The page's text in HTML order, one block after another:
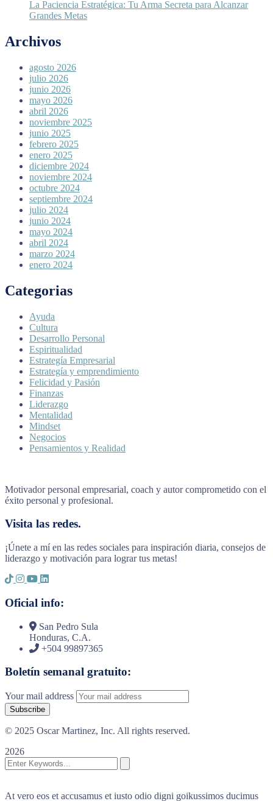
La Paciencia Estratégica: Tu Arma Secreta para Alcanzar
Grandes Metas
Archivos
agosto 2026
julio 2026
junio 2026
mayo 2026
abril 2026
noviembre 2025
junio 2025
febrero 2025
enero 2025
diciembre 2024
noviembre 2024
octubre 2024
septiembre 2024
julio 2024
junio 2024
mayo 2024
abril 2024
marzo 2024
enero 2024
Categorias
Ayuda
Cultura
Desarrollo Personal
Espiritualidad
Estrategía Empresarial
Estrategía y emprendimiento
Felicidad y Pasión
Finanzas
Liderazgo
Mentalidad
Mindset
Negocios
Pensamientos y Realidad
Motivador personal empresarial, coach y autor comprometido con el
éxito personal y profesional.
Visita las redes.
¡Únete a mí en las redes sociales para inspiración diaria, consejos de
liderazgo y motivación para lograr tus metas!
Oficial info:
San Pedro Sula
Honduras, C.A.
+504 99897365
Boletín semanal gratuito:
Your mail address
© 2025 Oscar Martinez, Inc. All rights reserved.
2026
At vero eos et accusamus et iusto odio digni goikussimos ducimus